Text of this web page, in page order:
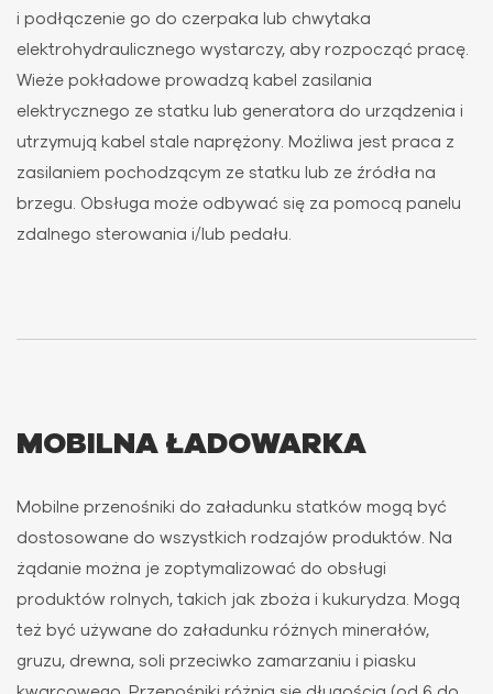
i podłączenie go do czerpaka lub chwytaka
elektrohydraulicznego wystarczy, aby rozpocząć pracę.
Wieże pokładowe prowadzą kabel zasilania
elektrycznego ze statku lub generatora do urządzenia i
utrzymują kabel stale naprężony. Możliwa jest praca z
zasilaniem pochodzącym ze statku lub ze źródła na
brzegu. Obsługa może odbywać się za pomocą panelu
zdalnego sterowania i/lub pedału.
MOBILNA ŁADOWARKA
Mobilne przenośniki do załadunku statków mogą być
dostosowane do wszystkich rodzajów produktów. Na
żądanie można je zoptymalizować do obsługi
produktów rolnych, takich jak zboża i kukurydza. Mogą
też być używane do załadunku różnych minerałów,
gruzu, drewna, soli przeciwko zamarzaniu i piasku